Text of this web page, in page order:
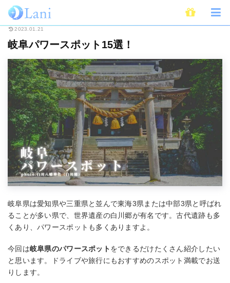
ホーム スピリチュアル 岐阜パワースポット15選！
2023.01.21
岐阜パワースポット15選！
岐阜県は愛知県や三重県と並んで東海3県または中部3県と呼ばれ
ることが多い県で、世界遺産の白川郷が有名です。古代遺跡も多
くあり、パワースポットも多くありますよ。
今回は岐阜県のパワースポットをできるだけたくさん紹介したい
と思います。ドライブや旅行にもおすすめのスポット満載でお送
りします。